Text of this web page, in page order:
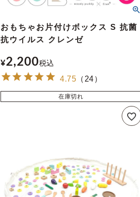
おもちゃお片付けボックス S 抗菌
抗ウイルス クレンゼ
¥2,200税込
4.75 （ 24）
在庫切れ